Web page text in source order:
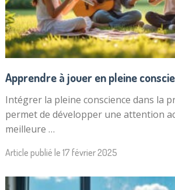
Apprendre à jouer en pleine
Intégrer la pleine conscience dans la
permet de développer une attention
meilleure …
Article publié le 17 février 2025